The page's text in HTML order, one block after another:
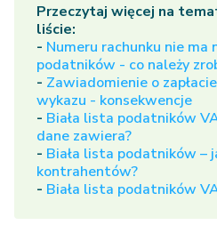
Przeczytaj więcej na
liście:
- Numeru rachunku nie ma
podatników - co należy
- Zawiadomienie o
wykazu - konsekwencje
- Biała lista podatników
dane zawiera?
- Biała lista podatników –
kontrahentów?
- Biała lista podatników